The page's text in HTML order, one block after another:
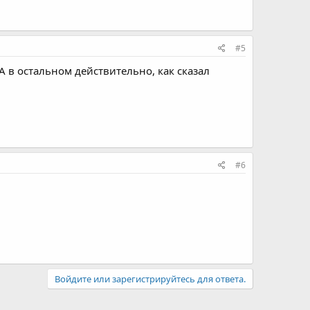
#5
остальном действительно, как сказал
#6
Войдите или зарегистрируйтесь для ответа.